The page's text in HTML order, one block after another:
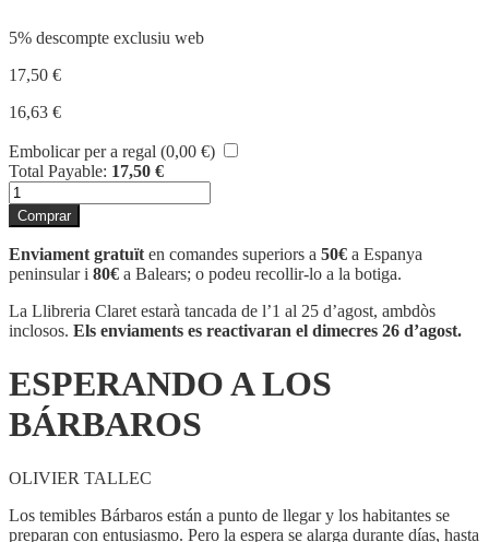
5% descompte exclusiu web
17,50 €
16,63 €
Embolicar per a regal (0,00 €)
Total Payable: 17,50 €
quantitat
de
ESPERANDO
A
LOS
BÁRBAROS
Comprar
Enviament gratuït en comandes superiors a 50€ a Espanya
peninsular i 80€ a Balears; o podeu recollir-lo a la botiga.
La Llibreria Claret estarà tancada de l’1 al 25 d’agost, ambdòs
inclosos. Els enviaments es reactivaran el dimecres 26 d’agost.
ESPERANDO A LOS
BÁRBAROS
OLIVIER TALLEC
Los temibles Bárbaros están a punto de llegar y los habitantes se
preparan con entusiasmo. Pero la espera se alarga durante días, hasta